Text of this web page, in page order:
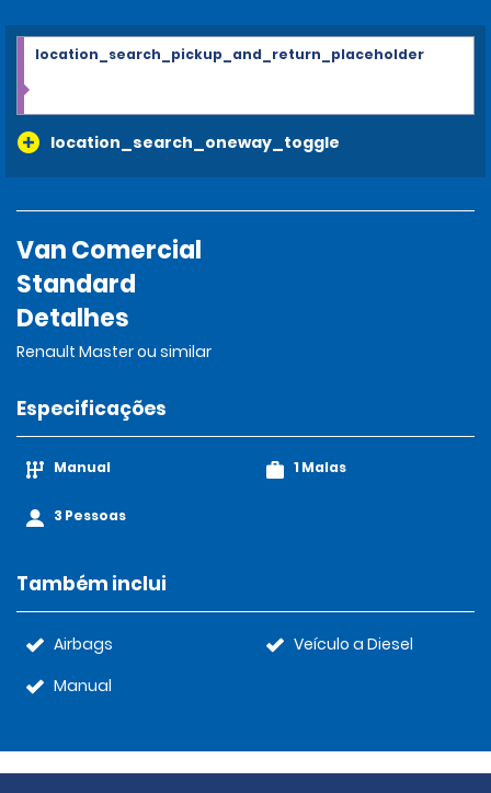
location_search_oneway_toggle
location_search_pickup_and_return_placeholder
Van Comercial
Standard
Detalhes
Renault Master ou similar
Especificações
Manual
3 Pessoas
1 Malas
Também inclui
Airbags
Manual
Veículo a Diesel